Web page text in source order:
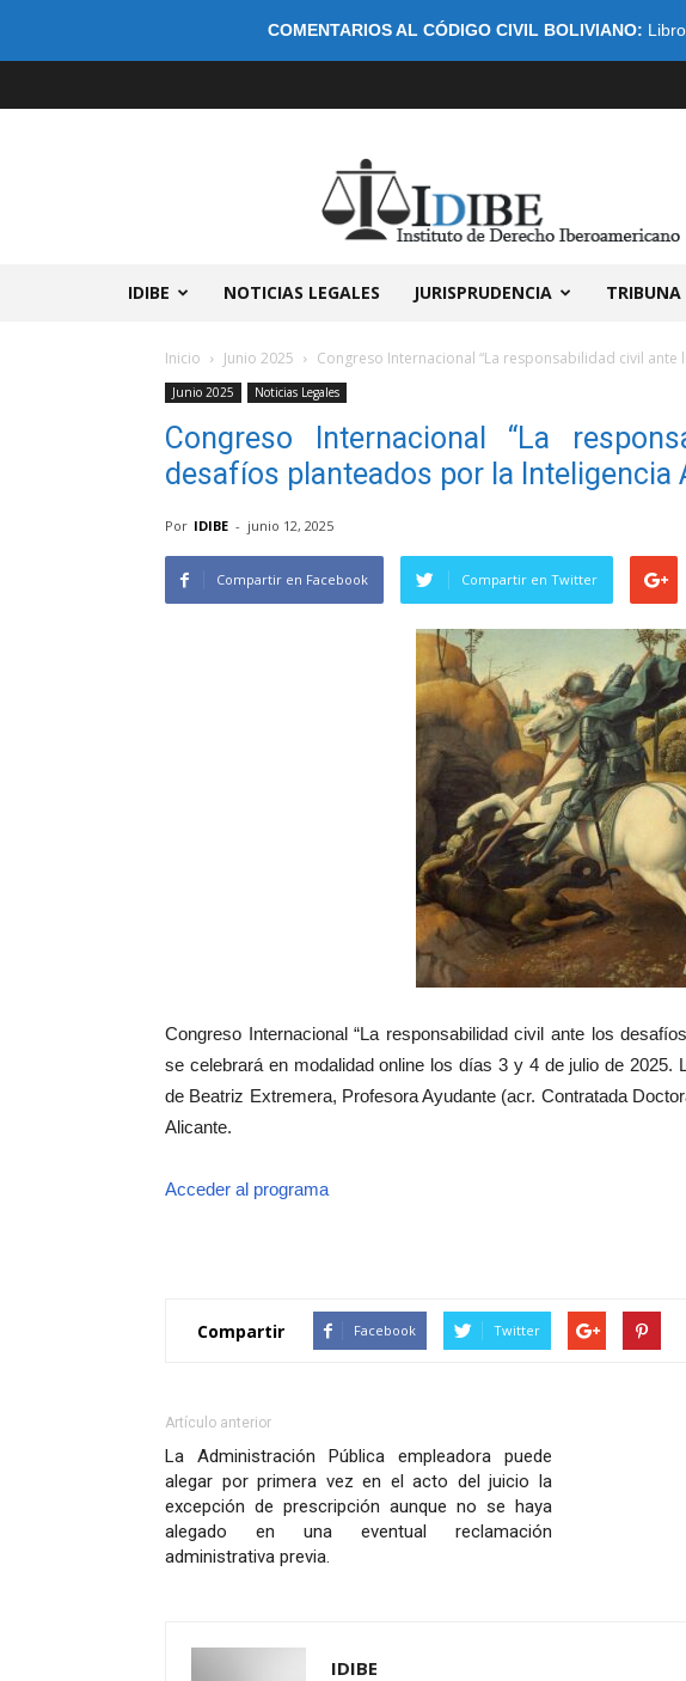
COMENTARIOS AL CÓDIGO CIVIL BOLIVIANO:
IDIBE NOTICIAS LEGALES JURISPRUDENCIA TRIBUNA
Inicio Junio 2025 Congreso Internacional “La responsabilidad civil
Junio 2025 Noticias Legales
Congreso Internacional “La
desafíos planteados por la Inteligencia
Por IDIBE - junio 12, 2025
Compartir en Facebook Compartir en Twitter
Congreso Internacional “La responsabilidad civil ante los
se celebrará en modalidad online los días 3 y 4 de julio de 2025.
de Beatriz Extremera, Profesora Ayudante (acr. Contratada
Alicante.
Acceder al programa
Compartir Facebook Twitter
Artículo anterior
La Administración Pública empleadora puede
alegar por primera vez en el acto del juicio la
excepción de prescripción aunque no se haya
alegado en una eventual reclamación
administrativa previa.
IDIBE